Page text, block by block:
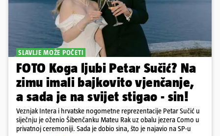
SLAVLJE MOŽE POČETI
FOTO Koga ljubi Petar Sučić? Na
zimu imali bajkovito vjenčanje,
a sada je na svijet stigao - sin!
Veznjak Intera i hrvatske nogometne reprezentacije Petar Sučić u
siječnju je oženio Šibenčanku Mateu Rak uz obalu jezera Como u
privatnoj ceremoniji. Sada je dobio sina, što je najavio na SP-u